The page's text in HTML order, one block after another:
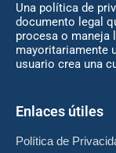
Una política de
documento legal
procesa o maneja
mayoritariamente
usuario crea una
Enlaces útiles
Política de